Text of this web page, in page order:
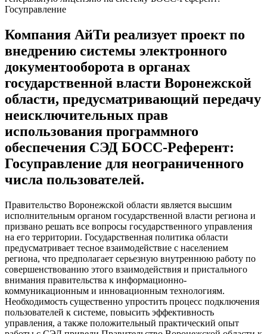
Компания АйТи реализует проект по
внедрению системы электронного
документооборота в органах
государственной власти Воронежской
области, предусматривающий передачу
неисключительных прав
использования программного
обеспечения СЭД БОСС-Референт:
Госуправление для неограниченного
числа пользователей.
Правительство Воронежской области является высшим
исполнительным органом государственной власти региона и
призвано решать все вопросы государственного управления
на его территории. Государственная политика области
предусматривает тесное взаимодействие с населением
региона, что предполагает серьезную внутреннюю работу по
совершенствованию этого взаимодействия и пристального
внимания правительства к информационно-
коммуникационным и инновационным технологиям.
Необходимость существенно упростить процесс подключения
пользователей к системе, повысить эффективность
управления, а также положительный практический опыт